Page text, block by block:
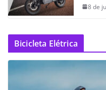
8 de
Bicicleta Elétrica